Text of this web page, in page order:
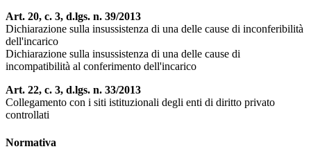
Art. 20, c. 3, d.lgs. n. 39/2013
Dichiarazione sulla insussistenza di una delle cause di inconferibilità
dell'incarico
Dichiarazione sulla insussistenza di una delle cause di
incompatibilità al conferimento dell'incarico
Art. 22, c. 3, d.lgs. n. 33/2013
Collegamento con i siti istituzionali degli enti di diritto privato
controllati
Normativa